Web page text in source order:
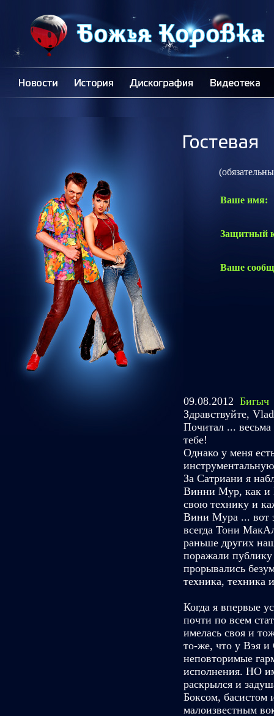
Ваше имя:
Защитный
Ваше
09.08.2012 Бигыч
Здравствуйте,
Почитал ...
тебе!
Однако у меня
За Сатриани я
Винни Мур, как и
свою технику и
Вини Мура ... вот
всегда Тони
раньше других
поражали
прорывались
техника, техника
Когда я впервые
почти по всем
имелась своя и
то-же, что у Вэя и
неповторимые
исполнения. НО
раскрылся и
Боксом,
малоизвестным